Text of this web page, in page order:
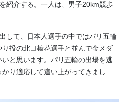
紹介する。一人は、男子20km競歩
して、日本人選手の中ではパリ五輪
投の北口榛花選手と並んで金メダ
と思います。パリ五輪の出場を逃
り適応して這い上がってきまし